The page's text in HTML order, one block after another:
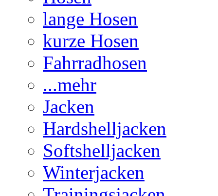
lange Hosen
kurze Hosen
Fahrradhosen
...mehr
Jacken
Hardshelljacken
Softshelljacken
Winterjacken